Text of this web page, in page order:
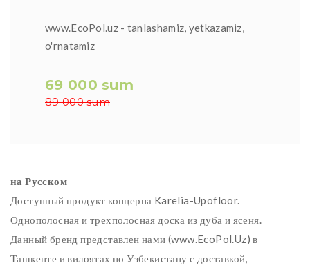
www.EcoPol.uz - tanlashamiz, yetkazamiz,
o'rnatamiz
69 000 sum
89 000 sum
на Русском
Доступный продукт концерна Karelia-Upofloor.
Однополосная и трехполосная доска из дуба и ясеня.
Данный бренд представлен нами (www.EcoPol.Uz) в
Ташкенте и вилоятах по Узбекистану с доставкой,